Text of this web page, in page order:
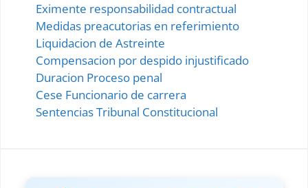
Eximente responsabilidad contractual
Medidas preacutorias en referimiento
Liquidacion de Astreinte
Compensacion por despido injustificado
Duracion Proceso penal
Cese Funcionario de carrera
Sentencias Tribunal Constitucional